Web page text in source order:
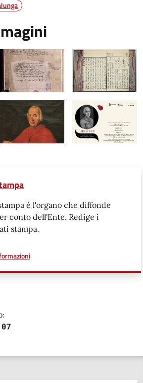
è l'organo che diffonde
conto dell'Ente. Redige i
stampa.
a proposito di